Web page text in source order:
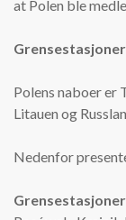
at Polen ble
Grensestasjoner
Polens naboer er
Litauen og
Nedenfor
Grensestasjoner